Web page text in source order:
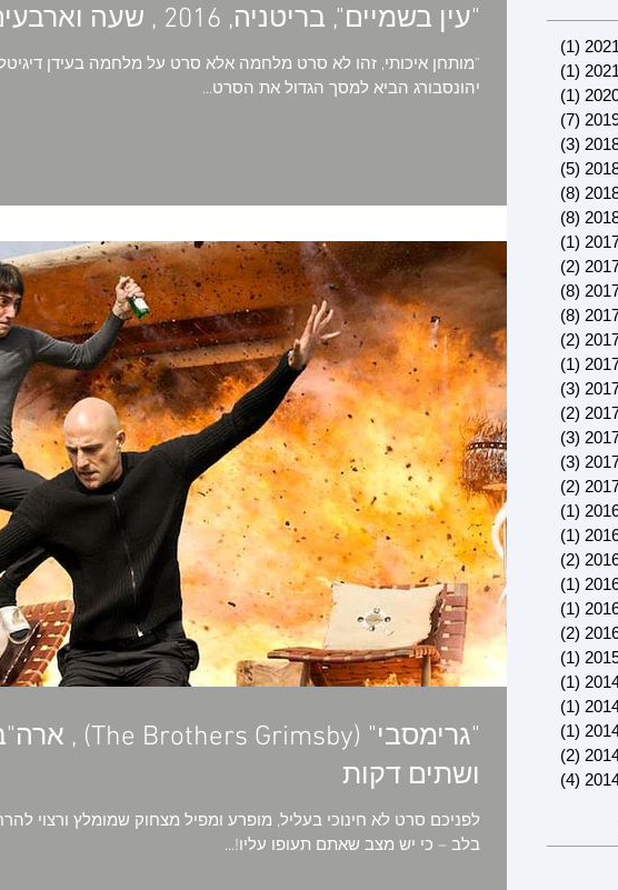
"עין בשמיים", בריטניה, 2016 , שעה וארבעים דקות
יהונסבורג הביא למסך הגדול את הסרט...
ושתים דקות
לפניכם סרט לא חינוכי בעליל, מופרע ומפיל מצחוק שמומלץ ורצוי
בלב – כי יש מצב שאתם תעופו עליו!...
(1)
(1)
(1)
(7)
(3)
(5)
(8)
(8)
(1)
(2)
(8)
(8)
(2)
(1)
(3)
(2)
(3)
(3)
(2)
(1)
(1)
(2)
(1)
(1)
(2)
(1)
(1)
(1)
(1)
(2)
(4)